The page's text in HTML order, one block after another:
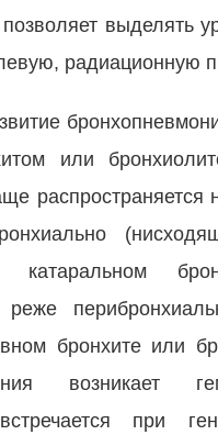
выделять
радиационную
или
распространяется
реже
бронхите или
возникает
при